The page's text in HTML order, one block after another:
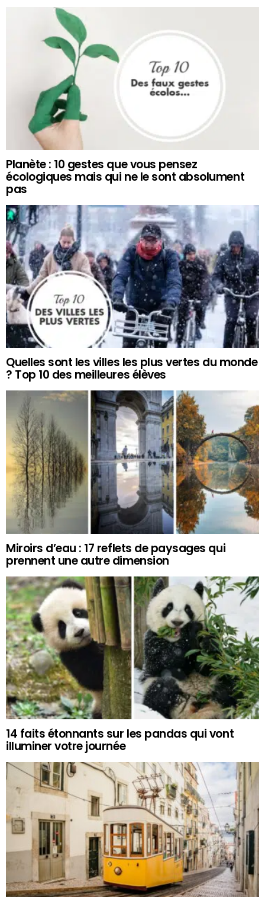
Planète : 10 gestes que vous pensez
écologiques mais qui ne le sont absolument
pas
Quelles sont les villes les plus vertes du monde
? Top 10 des meilleures élèves
Miroirs d’eau : 17 reflets de paysages qui
prennent une autre dimension
14 faits étonnants sur les pandas qui vont
illuminer votre journée